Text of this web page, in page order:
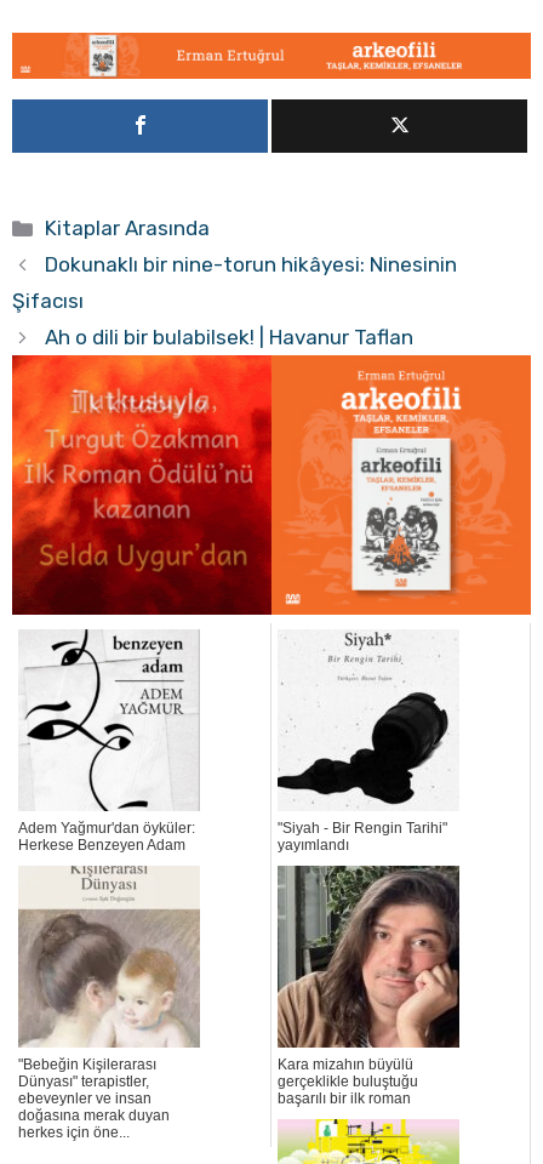
Kategoriler
Kitaplar Arasında
Dokunaklı bir nine-torun hikâyesi: Ninesinin
Şifacısı
Ah o dili bir bulabilsek! | Havanur Taflan
Adem Yağmur'dan öyküler:
Herkese Benzeyen Adam
"Siyah - Bir Rengin Tarihi"
yayımlandı
"Bebeğin Kişilerarası
Dünyası" terapistler,
ebeveynler ve insan
doğasına merak duyan
herkes için öne...
Kara mizahın büyülü
gerçeklikle buluştuğu
başarılı bir ilk roman